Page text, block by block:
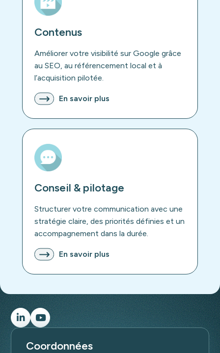
Contenus
Améliorer votre visibilité sur Google grâce
au SEO, au référencement local et à
l’acquisition pilotée.
En savoir plus
Conseil & pilotage
Structurer votre communication avec une
stratégie claire, des priorités définies et un
accompagnement dans la durée.
En savoir plus
Coordonnées